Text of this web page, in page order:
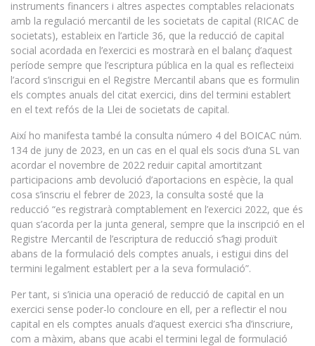
instruments financers i altres aspectes comptables relacionats
amb la regulació mercantil de les societats de capital (RICAC de
societats), estableix en l’article 36, que la reducció de capital
social acordada en l’exercici es mostrarà en el balanç d’aquest
període sempre que l’escriptura pública en la qual es reflecteixi
l’acord s’inscrigui en el Registre Mercantil abans que es formulin
els comptes anuals del citat exercici, dins del termini establert
en el text refós de la Llei de societats de capital.
Així ho manifesta també la consulta número 4 del BOICAC núm.
134 de juny de 2023, en un cas en el qual els socis d’una SL van
acordar el novembre de 2022 reduir capital amortitzant
participacions amb devolució d’aportacions en espècie, la qual
cosa s’inscriu el febrer de 2023, la consulta sosté que la
reducció “es registrarà comptablement en l’exercici 2022, que és
quan s’acorda per la junta general, sempre que la inscripció en el
Registre Mercantil de l’escriptura de reducció s’hagi produït
abans de la formulació dels comptes anuals, i estigui dins del
termini legalment establert per a la seva formulació”.
Per tant, si s’inicia una operació de reducció de capital en un
exercici sense poder-lo concloure en ell, per a reflectir el nou
capital en els comptes anuals d’aquest exercici s’ha d’inscriure,
com a màxim, abans que acabi el termini legal de formulació